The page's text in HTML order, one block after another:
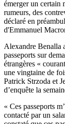
émerger un certain
rumeurs, des
déclaré en
d'Emmanuel
Alexandre Benalla
passeports sur
étrangères «
une vingtaine de
Patrick Strzoda et
d’enquête la
« Ces passeports
contacté par un